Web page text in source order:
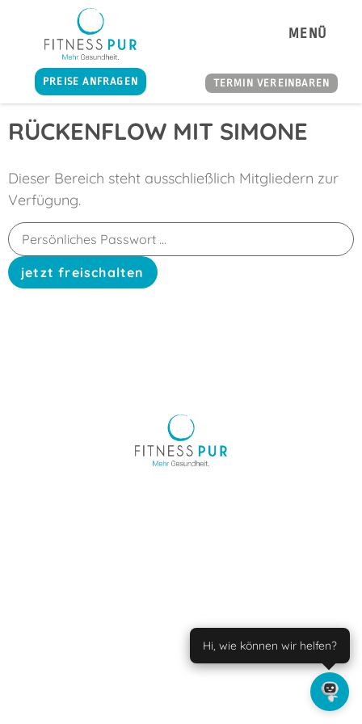
MENÜ
PREISE ANFRAGEN TERMIN VEREINBAREN
RÜCKENFLOW MIT SIMONE
Dieser Bereich steht ausschließlich Mitgliedern zur
Verfügung.
Hi, wie können wir helfen?